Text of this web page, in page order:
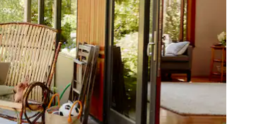
parcourir ou en appuyant et en faisant glisser.